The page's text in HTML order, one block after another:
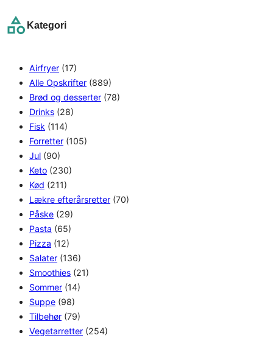
c
Kategori
Airfryer (17)
Alle Opskrifter (889)
Brød og desserter (78)
Drinks (28)
Fisk (114)
Forretter (105)
Jul (90)
Keto (230)
Kød (211)
Lækre efterårsretter (70)
Påske (29)
Pasta (65)
Pizza (12)
Salater (136)
Smoothies (21)
Sommer (14)
Suppe (98)
Tilbehør (79)
Vegetarretter (254)